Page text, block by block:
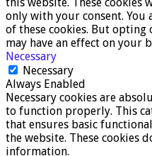
this website. These
only with your consent.
of these cookies. But opting
may have an effect on your
Necessary
Necessary
Always Enabled
Necessary cookies are
to function properly. This
that ensures basic
the website. These cookies
information.